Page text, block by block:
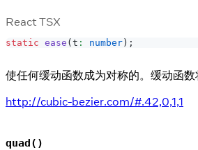
React TSX
static ease ( t : number ) ;
使任何缓动函数成为对称的。缓动函
http://cubic-bezier.com/#.42,0,1,1
quad()